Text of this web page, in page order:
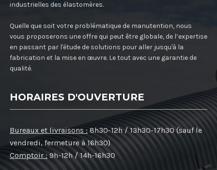
industrielles des élastomères.
Quelle que soit votre problématique de manutention, nous
vous proposerons une offre qui peut être globale, de l’expertise
en passant par l'étude de solutions pour aller jusqu'à la
fabrication et la mise en œuvre. Le tout avec une garantie de
qualité.
HORAIRES D'OUVERTURE
Bureaux et livraisons : 8h30-12h / 13h30-17h30 (sauf le
vendredi, fermeture à 16h30)
Comptoir : 9h-12h / 14h-16h30